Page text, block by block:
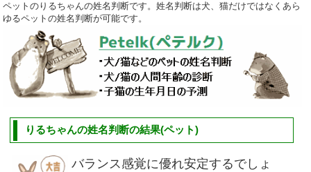
ペットのりるちゃんの姓名判断です。姓名判断は犬、猫だけではなくあら
ゆるペットの姓名判断が可能です。
りるちゃんの姓名判断の結果(ペット)
バランス感覚に優れ安定するでしょ